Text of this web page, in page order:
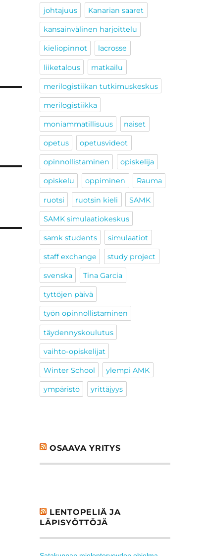
johtajuus Kanarian saaret
kansainvälinen harjoittelu
kieliopinnot lacrosse
liiketalous matkailu
merilogistiikan tutkimuskeskus
merilogistiikka
moniammatillisuus naiset
opetus opetusvideot
opinnollistaminen opiskelija
opiskelu oppiminen Rauma
ruotsi ruotsin kieli SAMK
SAMK simulaatiokeskus
samk students simulaatiot
staff exchange study project
svenska Tina Garcia
tyttöjen päivä
työn opinnollistaminen
täydennyskoulutus
vaihto-opiskelijat
Winter School ylempi AMK
ympäristö yrittäjyys
OSAAVA YRITYS
LENTOPELIÄ JA
LÄPISYÖTTÖJÄ